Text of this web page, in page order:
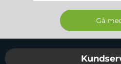
Sidfot Blandad